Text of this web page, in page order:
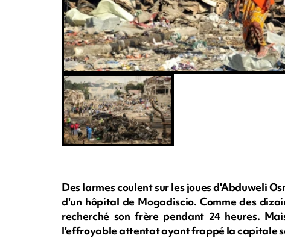
Des larmes coulent sur les joues d'Abduweli
d'un hôpital de Mogadiscio. Comme des
recherché son frère pendant 24 heures.
l'effroyable attentat ayant frappé la capitale